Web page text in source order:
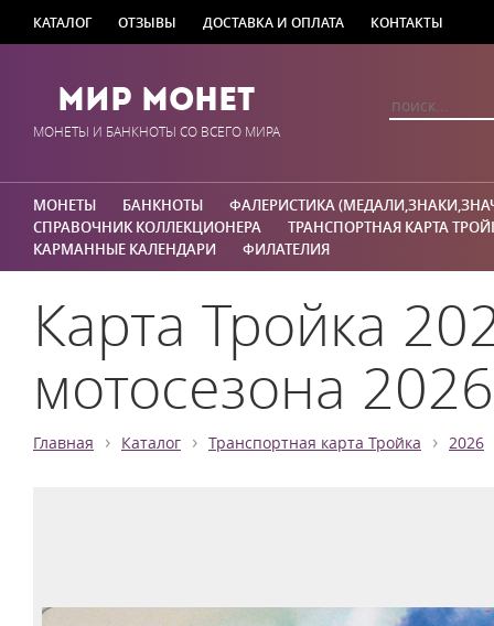
КАТАЛОГ ОТЗЫВЫ ДОСТАВКА И ОПЛАТА КОНТАКТЫ
Мир Монет
МОНЕТЫ И БАНКНОТЫ СО ВСЕГО МИРА
МОНЕТЫ БАНКНОТЫ
ФАЛЕРИСТИКА
СПРАВОЧНИК КОЛЛЕКЦИОНЕРА
ТРАНСПОРТНАЯ КАРТА
КАРМАННЫЕ КАЛЕНДАРИ
ФИЛАТЕЛИЯ
Карта Тройка
мотосезона
Главная › Каталог › Транспортная карта Тройка › 2026